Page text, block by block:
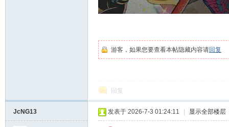
游客，如果您要查看本帖隐藏内容请回复
回复
JcNG13 发表于 2026-7-3 01:24:11 显示全部楼层